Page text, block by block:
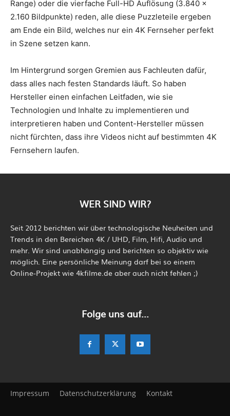
Range) oder die vierfache Full-HD Auflösung (3.840 x
2.160 Bildpunkte) reden, alle diese Puzzleteile ergeben
am Ende ein Bild, welches nur ein 4K Fernseher perfekt
in Szene setzen kann.
Im Hintergrund sorgen Gremien aus Fachleuten dafür,
dass alles nach festen Standards läuft. So haben
Hersteller einen einfachen Leitfaden, wie sie
Technologien und Inhalte zu implementieren und
interpretieren haben und Content-Hersteller müssen
nicht fürchten, dass ihre Videos nicht auf bestimmten 4K
Fernsehern laufen.
WER SIND WIR?
Seit 2012 berichten wir über technologische Neuheiten und
Trends in den Bereichen 4K / UHD, Film, Hifi, Audio und
mehr. Wir sind unabhängig und berichten so objektiv wie
möglich. Eine persönliche Meinung darf bei so einem
Online-Projekt wie 4kfilme.de aber auch nicht fehlen ;)
Folge uns auf...
Impressum Datenschutzerklärung Kontakt